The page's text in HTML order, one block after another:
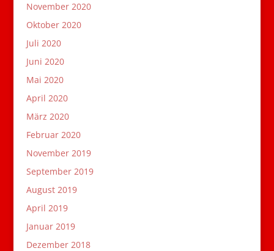
November 2020
Oktober 2020
Juli 2020
Juni 2020
Mai 2020
April 2020
März 2020
Februar 2020
November 2019
September 2019
August 2019
April 2019
Januar 2019
Dezember 2018